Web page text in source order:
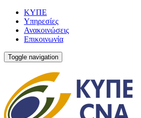
ΚΥΠΕ
Υπηρεσίες
Ανακοινώσεις
Επικοινωνία
Toggle navigation